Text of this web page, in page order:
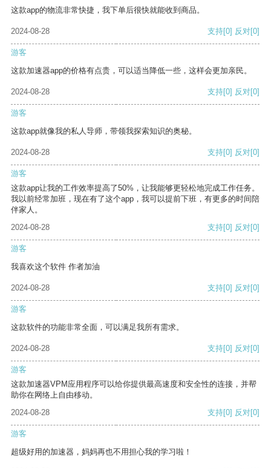
这款app的物流非常快捷，我下单后很快就能收到商品。
2024-08-28 支持[0] 反对[0]
游客
这款加速器app的价格有点贵，可以适当降低一些，这样会更加亲民。
2024-08-28 支持[0] 反对[0]
游客
这款app就像我的私人导师，带领我探索知识的奥秘。
2024-08-28 支持[0] 反对[0]
游客
这款app让我的工作效率提高了50%，让我能够更轻松地完成工作任务。
我以前经常加班，现在有了这个app，我可以提前下班，有更多的时间陪
伴家人。
2024-08-28
支持[0] 反对[0]
游客
我喜欢这个软件 作者加油
2024-08-28 支持[0] 反对[0]
游客
这款软件的功能非常全面，可以满足我所有需求。
2024-08-28 支持[0] 反对[0]
游客
这款加速器VPM应用程序可以给你提供最高速度和安全性的连接，并帮
助你在网络上自由移动。
2024-08-28
支持[0] 反对[0]
游客
超级好用的加速器，妈妈再也不用担心我的学习啦！